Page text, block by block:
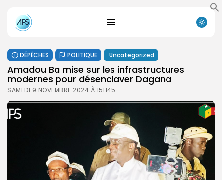
DÉPÊCHES POLITIQUE Uncategorized
Amadou Ba mise sur les infrastructures
modernes pour désenclaver Dagana
SAMEDI 9 NOVEMBRE 2024 À 15H45